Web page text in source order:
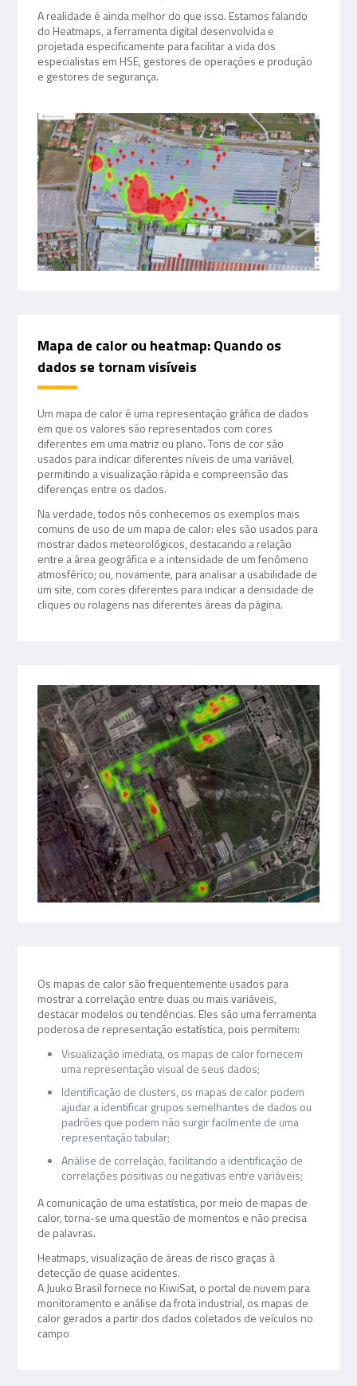
A realidade é ainda melhor do que isso. Estamos falando
do Heatmaps, a ferramenta digital desenvolvida e
projetada especificamente para facilitar a vida dos
especialistas em HSE, gestores de operações e produção
e gestores de segurança.
Mapa de calor ou heatmap: Quando os
dados se tornam visíveis
Um mapa de calor é uma representação gráfica de dados
em que os valores são representados com cores
diferentes em uma matriz ou plano. Tons de cor são
usados para indicar diferentes níveis de uma variável,
permitindo a visualização rápida e compreensão das
diferenças entre os dados.
Na verdade, todos nós conhecemos os exemplos mais
comuns de uso de um mapa de calor: eles são usados para
mostrar dados meteorológicos, destacando a relação
entre a área geográfica e a intensidade de um fenômeno
atmosférico; ou, novamente, para analisar a usabilidade de
um site, com cores diferentes para indicar a densidade de
cliques ou rolagens nas diferentes áreas da página.
Os mapas de calor são frequentemente usados para
mostrar a correlação entre duas ou mais variáveis,
destacar modelos ou tendências. Eles são uma ferramenta
poderosa de representação estatística, pois permitem:
Visualização imediata, os mapas de calor fornecem
uma representação visual de seus dados;
Identificação de clusters, os mapas de calor podem
ajudar a identificar grupos semelhantes de dados ou
padrões que podem não surgir facilmente de uma
representação tabular;
Análise de correlação, facilitando a identificação de
correlações positivas ou negativas entre variáveis;
A comunicação de uma estatística, por meio de mapas de
calor, torna-se uma questão de momentos e não precisa
de palavras.
Heatmaps, visualização de áreas de risco graças à
detecção de quase acidentes.
A Juuko Brasil fornece no KiwiSat, o portal de nuvem para
monitoramento e análise da frota industrial, os mapas de
calor gerados a partir dos dados coletados de veículos no
campo